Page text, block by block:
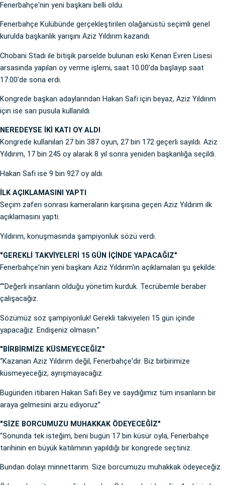
Fenerbahçe'nin yeni başkanı belli oldu.
Fenerbahçe Kulübünde gerçekleştirilen olağanüstü seçimli genel
kurulda başkanlık yarışını Aziz Yıldırım kazandı.
Chobani Stadı ile bitişik parselde bulunan eski Kenan Evren Lisesi
arsasında yapılan oy verme işlemi, saat 10.00'da başlayıp saat
17.00'de sona erdi.
Kongrede başkan adaylarından Hakan Safi için beyaz, Aziz Yıldırım
için ise sarı pusula kullanıldı.
NEREDEYSE İKİ KATI OY ALDI
Kongrede kullanılan 27 bin 387 oyun, 27 bin 172 geçerli sayıldı. Aziz
Yıldırım, 17 bin 245 oy alarak 8 yıl sonra yeniden başkanlığa seçildi.
Hakan Safi ise 9 bin 927 oy aldı.
İLK AÇIKLAMASINI YAPTI
Seçim zaferi sonrası kameraların karşısına geçen Aziz Yıldırım ilk
açıklamasını yaptı.
Yıldırım, konuşmasında şampiyonluk sözü verdi.
"GEREKLİ TAKVİYELERİ 15 GÜN İÇİNDE YAPACAĞIZ"
Fenerbahçe'nin yeni başkanı Aziz Yıldırım'ın açıklamaları şu şekilde:
“"Değerli insanların olduğu yönetim kurduk. Tecrübemle beraber
çalışacağız.
Sözümüz söz şampiyonluk! Gerekli takviyeleri 15 gün içinde
yapacağız. Endişeniz olmasın.”
"BİRBİRMİZE KÜSMEYECEĞİZ"
“Kazanan Aziz Yıldırım değil, Fenerbahçe'dir. Biz birbirimize
küsmeyeceğiz, ayrışmayacağız.
Bugünden itibaren Hakan Safi Bey ve saydığımız tüm insanların bir
araya gelmesini arzu ediyoruz”
"SİZE BORCUMUZU MUHAKKAK ÖDEYECEĞİZ"
“Sonunda tek isteğim, beni bugün 17 bin küsür oyla, Fenerbahçe
tarihinin en büyük katılımının yapıldığı bir kongrede seçtiniz.
Bundan dolayı minnettarım. Size borcumuzu muhakkak ödeyeceğiz.